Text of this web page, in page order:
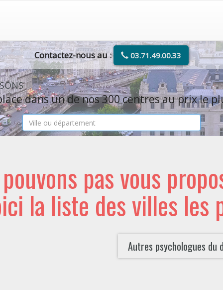
Contactez-nous au : 03.71.49.00.33
dans un de nos 300 centres au prix le
pas vous
la liste des villes les
Autres psychologues du